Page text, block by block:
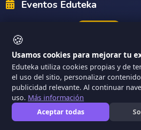
🍪
Usamos cookies para mejorar tu
Eduteka utiliza cookies propias y de
el uso del sitio, personalizar
publicidad relevante. Al continuar
uso. Más información
Aceptar todas
Eventos Eduteka
2021
2020
Información